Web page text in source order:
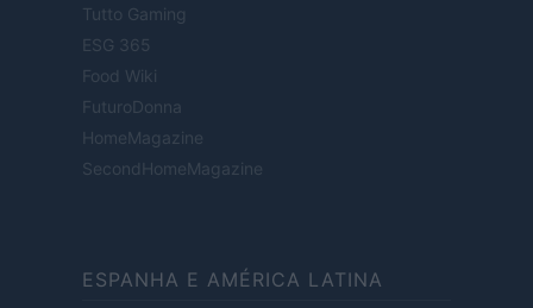
Tutto Gaming
ESG 365
Food Wiki
FuturoDonna
HomeMagazine
SecondHomeMagazine
ESPANHA E AMÉRICA LATINA